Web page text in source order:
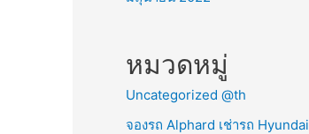
หมวดหมู่
Uncategorized @th
จองรถ Alphard เช่ารถ Hyundai